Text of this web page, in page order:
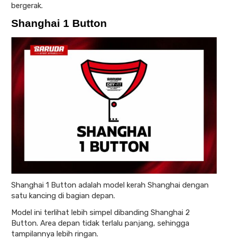
bergerak.
Shanghai 1 Button
Shanghai 1 Button adalah model kerah Shanghai dengan
satu kancing di bagian depan.
Model ini terlihat lebih simpel dibanding Shanghai 2
Button. Area depan tidak terlalu panjang, sehingga
tampilannya lebih ringan.